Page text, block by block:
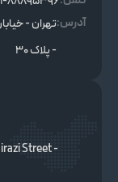
آدرس:
- پلاک ۳۰
Street -